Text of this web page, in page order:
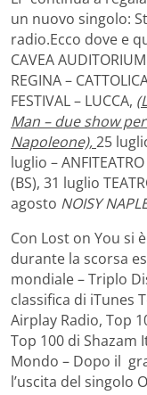
un nuovo singolo:
radio.Ecco dove e
CAVEA
REGINA –
FESTIVAL – LUCCA,
Man – due show
Napoleone),25
luglio –
(BS), 31 luglio
agosto NOISY
Con Lost on You si
durante la scorsa
mondiale – Triplo
classifica di iTunes
Airplay Radio, Top
Top 100 di Shazam
Mondo – Dopo il
l’uscita del singolo